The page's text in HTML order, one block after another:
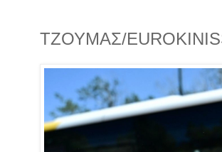
ΤΖΟΥΜΑΣ/